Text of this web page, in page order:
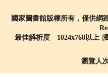
國家圖書館版權所有，僅供網
最佳解析度 1024x768以上 |
瀏覽人